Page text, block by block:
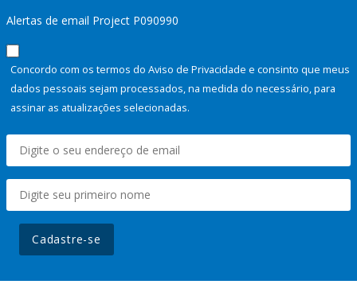
Alertas de email Project P090990
Concordo com os termos do Aviso de Privacidade e consinto que meus
dados pessoais sejam processados, na medida do necessário, para
assinar as atualizações selecionadas.
Cadastre-se